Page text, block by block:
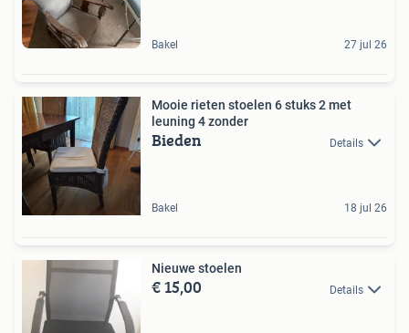
Bakel 27 jul 26
Mooie rieten stoelen 6 stuks 2 met
leuning 4 zonder
Bieden Details
Bakel 18 jul 26
Nieuwe stoelen
€ 15,00 Details